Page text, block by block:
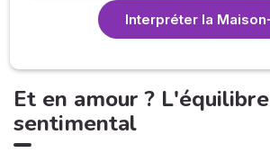
Interpréter la Maison
Et en amour ? L'équilibre
sentimental